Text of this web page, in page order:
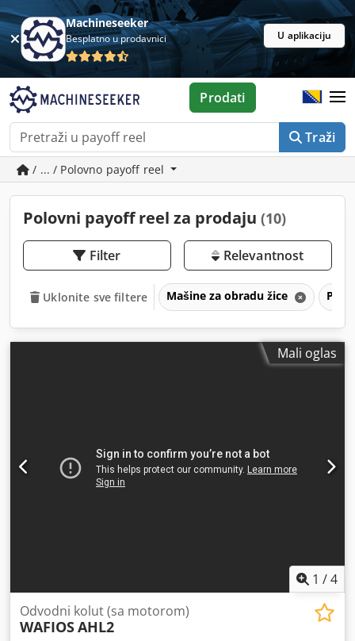
Machineseeker
Besplatno u prodavnici U aplikaciju
Traži
Prodati
/ ... / Polovno payoff reel
Polovni payoff reel za prodaju (10)
Filter Relevantnost
Uklonite sve filtere Mašine za obradu žice
Mali oglas
1 /4
Odvodni kolut (sa motorom)
WAFIOSAHL2